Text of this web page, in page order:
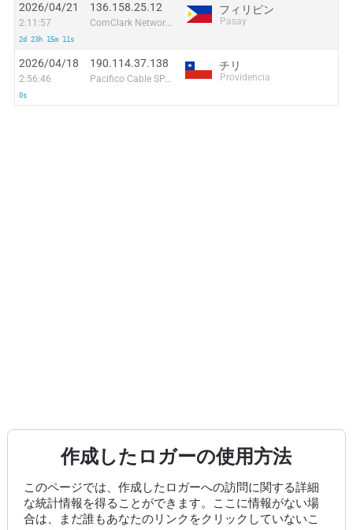
2026/04/21
2:11:57
2d 23h 15m 11s
136.158.25.12
ComClark Network & Technology Corp
フィリピン
Pasay
2026/04/18
2:56:46
0s
190.114.37.138
Pacifico Cable SPA.
チリ
Providencia
作成したロガーの使用方法
このページでは、作成したロガーへの訪問に関する詳細
な統計情報を得ることができます。ここに情報がない場
合は、まだ誰もあなたのリンクをクリックしていないこ